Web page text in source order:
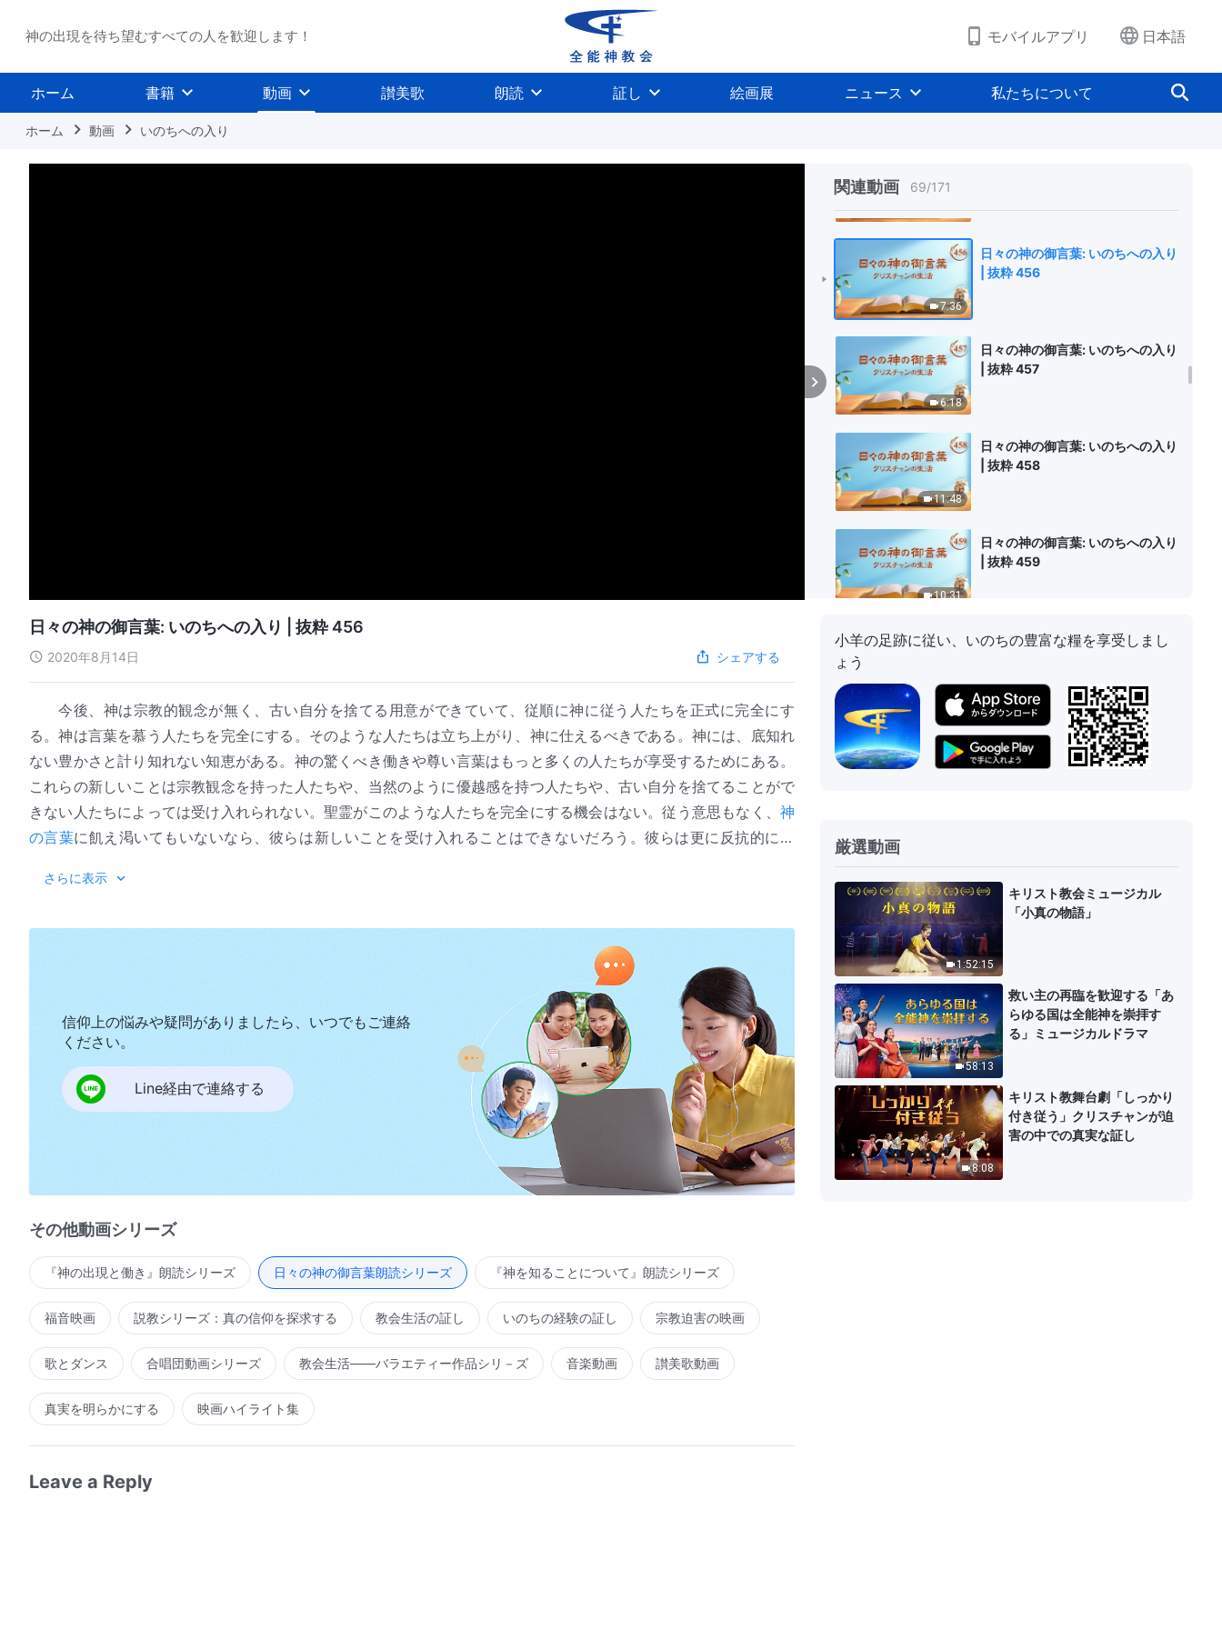
神の出現を待ち望むすべての人を歓迎します！ モバイルアプリ 日本語
ホーム 書籍 動画 讃美歌 朗読 証し 絵画展 ニュース 私たちについて
ホーム 動画 いのちへの入り
関連動画 69/171
12:15
7:17
7:36
日々の神の御言葉: いのちへの入り
| 抜粋 456
6:18
日々の神の御言葉: いのちへの入り
| 抜粋 457
11:48
日々の神の御言葉: いのちへの入り
| 抜粋 458
10:31
日々の神の御言葉: いのちへの入り
| 抜粋 459
8:24
日々の神の御言葉: いのちへの入り
日々の神の御言葉: いのちへの入り
| 抜粋 461
9:26
10:13
日々の神の御言葉: いのちへの入り
| 抜粋 463
15:56
日々の神の御言葉: いのちへの入り
| 抜粋 464
9:32
日々の神の御言葉: いのちへの入り
| 抜粋 465
日々の神の御言葉: いのちへの入り | 抜粋 456
2020年8月14日 シェアする
今後、神は宗教的観念が無く、古い自分を捨てる用意ができていて、従順に神に従う人たちを正式に完全にす
る。神は言葉を慕う人たちを完全にする。そのような人たちは立ち上がり、神に仕えるべきである。神には、底知れ
ない豊かさと計り知れない知恵がある。神の驚くべき働きや尊い言葉はもっと多くの人たちが享受するためにある。
これらの新しいことは宗教観念を持った人たちや、当然のように優越感を持つ人たちや、古い自分を捨てることがで
きない人たちによっては受け入れられない。聖霊がこのような人たちを完全にする機会はない。従う意思もなく、 神
の言葉に飢え渇いてもいないなら、彼らは新しいことを受け入れることはできないだろう。彼らは更に反抗的にな
や、新しい光を受け入れることができる人たちを更に立てる。そして、神は自分たちの地位や立場を自慢する宗教家
思っているだろうか。この事は必ず知っていなくてはならない。あなたは宗教家の一人だろうか。それとも神によっ
て完全にされる生まれたばかりの赤ん坊だろうか。あなたの奉仕のうちどれぐらい聖霊によって賞賛されるものがあ
るか。そのうち神が覚えてすらいないのはどれぐらいあるだろうか。何年も神に仕えて、あなた自身のいのちにどの
くらい違いをもたらしただろうか。これらのことがはっきり分かるだろうか。もしあなたに本当に信仰があるなら、
あなたは古い宗教観念を捨て、新しい方法で神によりよく仕えるだろう。もしあなたが今立ち上がるなら、決して遅
くはない。古い宗教観念は人の一生を葬り去る。人が積む経験は、人を神から遠ざかり、自分のやり方で行動するよ
うになってしまう。これらのことを手放さなければ、あなたのいのちの成長を妨げるだろう。神は常に自分に仕える
人たちを完全にしてきた。神は彼らを簡単に見捨てたりはしない。もしあなたが神の言葉の裁きと刑罰を心から受け
入れ、古い宗教行事や規定をわきに置き、古い宗教観念を持って神の言葉を測ることをやめるなら、あなたには将来
が残されている。しかし、あなたが古いものに固執し大切にするなら、あなたは救われることはない。神はそのよう
な人たちには注目しない。もしあなたが本当に完全にされたいなら、前からのもの全てを完全に捨てるよう決心しな
ければならない。たとえ以前行ったことが正しかったとしても、たとえそれが神の働きだったとしても、それをわき
に置き、決してそれに固執してはいけない。たとえそれが明らかに聖霊の働きで、直接聖霊がなしたことでも、あな
たはそれをわきに置かなくてはならない。あなたはそれにしがみついていてはならない。これは神が命じることであ
る。すべてのものが刷新されなければならない。神の働きと神の言葉に於いて、神は以前あった古いものに言及して
いないし、歴史を掘り返すようなことはしない。神は常に新しく、決して古くはない。神は昔の自身の言葉にさえ固
執してはいない。これは神がいかなる規定にも従わないことを示している。もはや神は従前のようには働きを行って
いないにも関わらず、あなたが常に過去の物事に固執し、過去の物事を規定のように厳密に適用している場合、人間
としてのあなたの言動は、妨害ではないだろうか。あなたは神の敵になってしまったのではないだろうか。あなたは
古いもののために全人生を喜んで無駄にしたいと思っているのか。これらの古いものはあなたを神の働きの妨げにし
てしまう。そんな人になりたいと思っているのだろうか。もしあなたが心からそんな人にはなりたくないと思ってい
さらに表示
信仰上の悩みや疑問がありましたら、いつでもご連絡
ください。
Line経由で連絡する
その他動画シリーズ
『神の出現と働き』朗読シリーズ 日々の神の御言葉朗読シリーズ 『神を知ることについて』朗読シリーズ
福音映画 説教シリーズ：真の信仰を探求する 教会生活の証し いのちの経験の証し 宗教迫害の映画
歌とダンス 合唱団動画シリーズ 教会生活――バラエティー作品シリ－ズ 音楽動画 讃美歌動画
真実を明らかにする 映画ハイライト集
Leave a Reply
小羊の足跡に従い、いのちの豊富な糧を享受しまし
ょう
厳選動画
1:52:15
キリスト教会ミュージカル
「小真の物語」
58:13
救い主の再臨を歓迎する「あ
らゆる国は全能神を崇拝す
る」ミュージカルドラマ
8:08
キリスト教舞台劇「しっかり
付き従う」クリスチャンが迫
害の中での真実な証し